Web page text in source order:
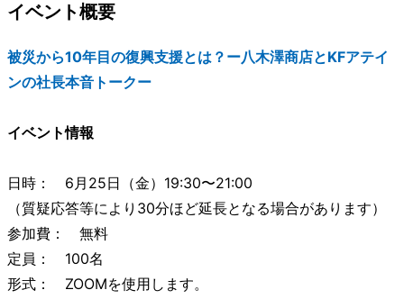
イベント概要
被災から10年目の復興支援とは？ー八木澤商店とKFアテイ
ンの社長本音トークー
イベント情報
日時： 6月25日（金）19:30〜21:00
（質疑応答等により30分ほど延長となる場合があります）
参加費： 無料
定員： 100名
形式： ZOOMを使用します。